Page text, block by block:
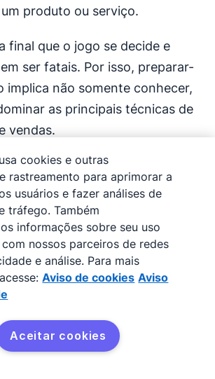
um produto ou serviço.
final que o jogo se decide e
ser fatais. Por isso, preparar-
implica não somente conhecer,
as principais técnicas de
vendas.
orientam a abordagem
que seja objetiva, direcionada e
tais técnicas em mãos, o
numa posição mais forte e
para solidificar os frutos do
nas fases anteriores,
para hesitações e incertezas
Teste grátis
cookies e outras
rastreamento para aprimorar a
usuários e fazer análises de
tráfego. Também
informações sobre seu uso
nossos parceiros de redes
e análise. Para mais
Aviso de cookies Aviso
Aceitar cookies